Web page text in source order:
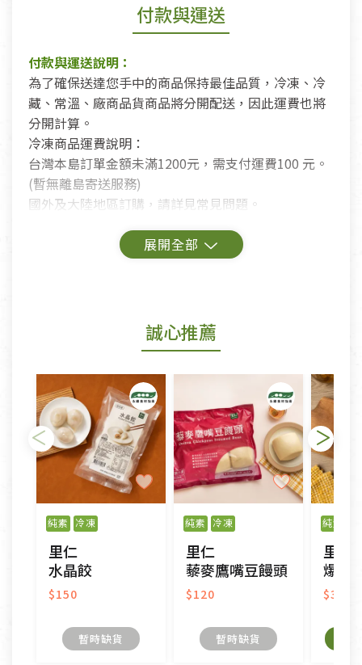
付款與運送
付款與運送說明：
為了確保送達您手中的商品保持最佳品質，冷凍、冷
藏、常溫、廠商品貨商品將分開配送，因此運費也將
分開計算。
冷凍商品運費說明：
台灣本島訂單金額未滿1200元，需支付運費100 元。
(暫無離島寄送服務)
國外及大陸地區訂購，請詳見常見問題。
鑑賞期商品說明：
若您購買的商品有下列「不適用七天鑑賞期商品」情
形者，除商品瑕疵以外，恕不接受退換貨.
依消保法之規定提供該商品七天免費鑑賞期(含例假
日)的服務，原則上若商品未經使用或被汙損(除商品
瑕疵)，一般皆可申請退換貨。
不適用七天鑑賞期商品：
以數位或電磁紀錄形式儲存之商品、易於變質或損壞
之商品、以及性質上無法或不適合退換之商品：如
CD、VCD、DVD、電腦軟體，若產品瑕疵無法讀取僅
接受原片換新。
衣飾鞋類-如T恤，如於送達後水洗或污損者。
美容保養用品、內衣褲、襪子、口罩等私人消耗性產
內衣褲、襪子、口罩個人衛生用品除商品本身有瑕疵
外,依據《通訊交易解除權合理例外情事適用準
誠心推薦
純素 冷凍
里仁
水晶餃
$150
暫時缺貨
純素 冷凍
里仁
藜麥鷹嘴豆饅頭
$120
暫時缺貨
純素
里仁
爆汁
$380